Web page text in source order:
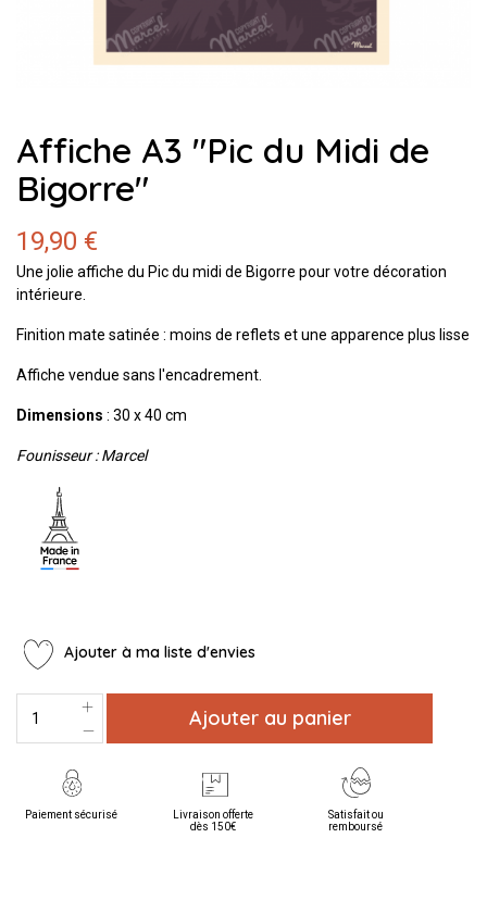
Affiche A3 "Pic du Midi de
Bigorre"
19,90 €
Une jolie affiche du Pic du midi de Bigorre pour votre décoration
intérieure.
Finition mate satinée : moins de reflets et une apparence plus lisse
Affiche vendue sans l'encadrement.
Dimensions : 30 x 40 cm
Founisseur : Marcel
Ajouter à ma liste d'envies
Ajouter au panier
Paiement sécurisé
Livraison offerte
dès 150€
Satisfait ou
remboursé